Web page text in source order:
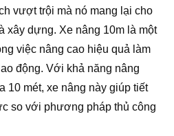
vượt trội mà nó mang lại cho
xây dựng. Xe nâng 10m là một
việc nâng cao hiệu quả làm
động. Với khả năng nâng
10 mét, xe nâng này giúp tiết
so với phương pháp thủ công